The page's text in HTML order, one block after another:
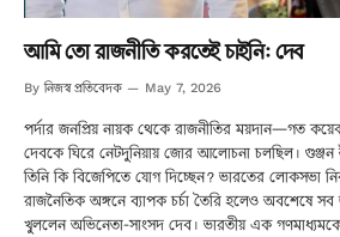
আমি তো রাজনীতি করতেই চাইনি: দেব
By নিজস্ব প্রতিবেদক May 7, 2026
পর্দার জনপ্রিয় নায়ক থেকে রাজনীতির ময়দান—গত
দেবকে ঘিরে নেটদুনিয়ায় জোর আলোচনা চলছিল। গুঞ্জন
তিনি কি বিজেপিতে যোগ দিচ্ছেন? ভারতের লোকসভা
রাজনৈতিক অঙ্গনে ব্যাপক চর্চা তৈরি হলেও অবশেষে
খুললেন অভিনেতা-সাংসদ দেব। ভারতীয় এক গণমাধ্যমকে